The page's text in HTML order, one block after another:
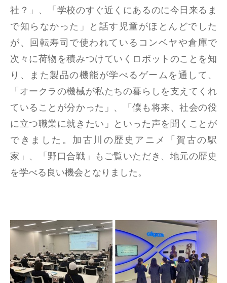
社？」、「学校のすぐ近くにあるのに今日来るま
で知らなかった」と話す児童がほとんどでした
が、回転寿司で使われているコンベヤや倉庫で
次々に荷物を積みつけていくロボットのことを知
り、また製品の機能が学べるゲームを通して、
「オークラの機械が私たちの暮らしを支えてくれ
ていることが分かった」、「僕も将来、社会の役
に立つ職業に就きたい」といった声を聞くことが
できました。加古川の歴史アニメ「賀古の駅
家」、「野口合戦」もご覧いただき、地元の歴史
を学べる良い機会となりました。